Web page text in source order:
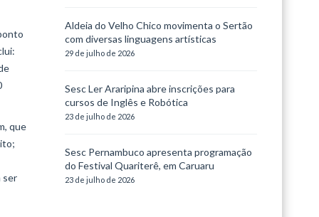
que
ser
Aldeia do Velho Chico movimenta o Sertão
com diversas linguagens artísticas
29 de julho de 2026
Sesc Ler Araripina abre inscrições para
cursos de Inglês e Robótica
23 de julho de 2026
Sesc Pernambuco apresenta programação
do Festival Quariterê, em Caruaru
23 de julho de 2026